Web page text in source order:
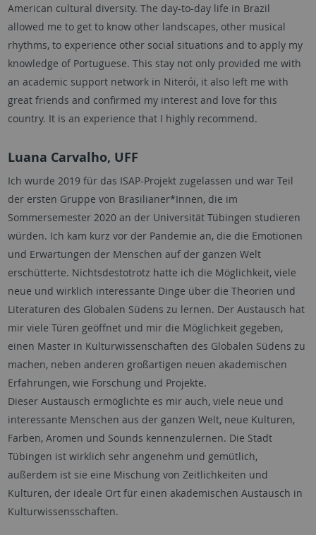
American cultural diversity. The day-to-day life in Brazil
allowed me to get to know other landscapes, other musical
rhythms, to experience other social situations and to apply my
knowledge of Portuguese. This stay not only provided me with
an academic support network in Niterói, it also left me with
great friends and confirmed my interest and love for this
country. It is an experience that I highly recommend.
Luana Carvalho, UFF
Ich wurde 2019 für das ISAP-Projekt zugelassen und war Teil
der ersten Gruppe von Brasilianer*Innen, die im
Sommersemester 2020 an der Universität Tübingen studieren
würden. Ich kam kurz vor der Pandemie an, die die Emotionen
und Erwartungen der Menschen auf der ganzen Welt
erschütterte. Nichtsdestotrotz hatte ich die Möglichkeit, viele
neue und wirklich interessante Dinge über die Theorien und
Literaturen des Globalen Südens zu lernen. Der Austausch hat
mir viele Türen geöffnet und mir die Möglichkeit gegeben,
einen Master in Kulturwissenschaften des Globalen Südens zu
machen, neben anderen großartigen neuen akademischen
Erfahrungen, wie Forschung und Projekte.
Dieser Austausch ermöglichte es mir auch, viele neue und
interessante Menschen aus der ganzen Welt, neue Kulturen,
Farben, Aromen und Sounds kennenzulernen. Die Stadt
Tübingen ist wirklich sehr angenehm und gemütlich,
außerdem ist sie eine Mischung von Zeitlichkeiten und
Kulturen, der ideale Ort für einen akademischen Austausch in
Kulturwissensschaften.